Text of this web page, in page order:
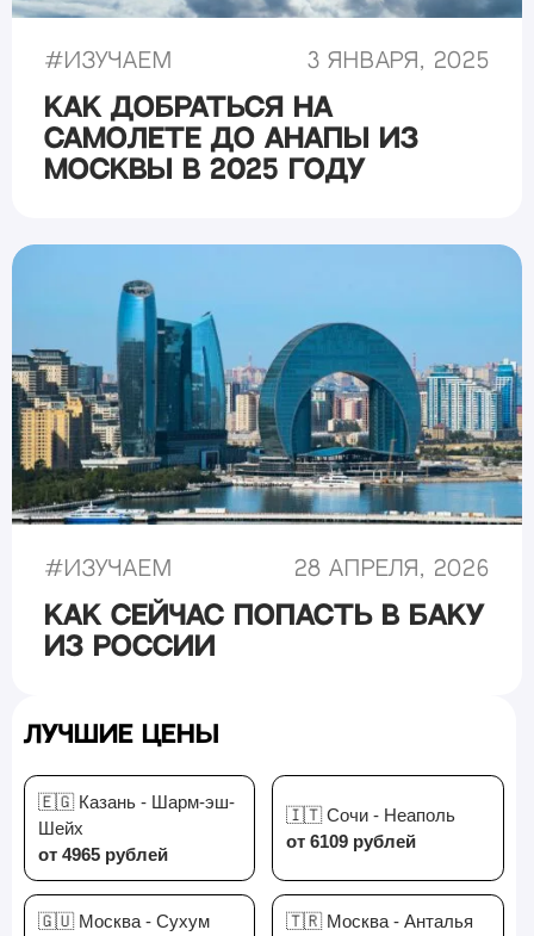
#Изучаем 3 января, 2025
Как добраться на
самолете до Анапы из
Москвы в 2025 году
#Изучаем 28 апреля, 2026
Как сейчас попасть в Баку
из России
Лучшие цены
🇪🇬 Казань - Шарм-эш-
Шейх
от 4965 рублей
🇮🇹 Сочи - Неаполь
от 6109 рублей
🇬🇺 Москва - Сухум
🇹🇷 Москва - Анталья